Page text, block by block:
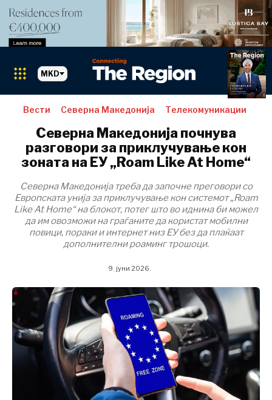
Пазари
Албанија
БиХ
Хрватска
Косово*
Србија
Словенија
Бизнис и
економија
MKD
Вести Северна Македонија Телекомуникации
Северна Македонија почнува
разговори за приклучување кон
зоната на ЕУ „Roam Like At Home“
Северна Македонија треба да започне преговори со
Европската унија за приклучување кон системот „Roam
Like At Home“ на блокот, потег што во иднина би можел
да им овозможи на граѓаните да користат мобилни
повици, пораки и интернет низ ЕУ без да плаќаат
дополнителни роаминг трошоци.
9. јуни 2026.